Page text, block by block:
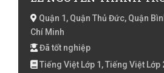
Quận 1, Quận Thủ Đức, Quận
Chí Minh
Đã tốt nghiệp
Tiếng Việt Lớp 1, Tiếng Việt Lớp